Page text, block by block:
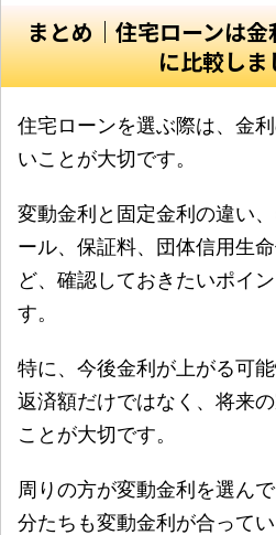
まとめ｜住宅ローンは
に比較しま
住宅ローンを選ぶ際は、金
いことが大切です。
変動金利と固定金利の違い
ール、保証料、団体信用生
ど、確認しておきたいポイ
す。
特に、今後金利が上がる可
返済額だけではなく、将来
ことが大切です。
周りの方が変動金利を選ん
分たちも変動金利が合ってい